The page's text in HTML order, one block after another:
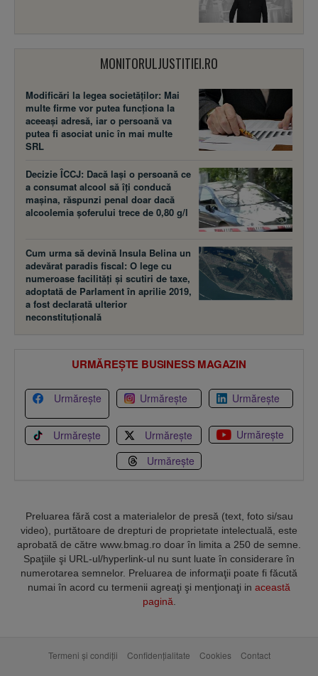
MONITORULJUSTITIEI.RO
Modificări la legea societăţilor: Mai
multe firme vor putea funcţiona la
aceeaşi adresă, iar o persoană va
putea fi asociat unic în mai multe
SRL
Decizie ÎCCJ: Dacă laşi o persoană ce
a consumat alcool să îţi conducă
maşina, răspunzi penal doar dacă
alcoolemia şoferului trece de 0,80 g/l
Cum urma să devină Insula Belina un
adevărat paradis fiscal: O lege cu
numeroase facilităţi şi scutiri de taxe,
adoptată de Parlament în aprilie 2019,
a fost declarată ulterior
neconstituţională
URMĂREȘTE BUSINESS MAGAZIN
Urmărește Urmărește Urmărește
Urmărește Urmărește
Urmărește
Urmărește
Preluarea fără cost a materialelor de presă (text, foto si/sau
video), purtătoare de drepturi de proprietate intelectuală, este
aprobată de către www.bmag.ro doar în limita a 250 de semne.
Spaţiile şi URL-ul/hyperlink-ul nu sunt luate în considerare în
numerotarea semnelor. Preluarea de informaţii poate fi făcută
numai în acord cu termenii agreaţi şi menţionaţi in această
pagină
Termeni și condiții Confidențialitate Cookies Contact